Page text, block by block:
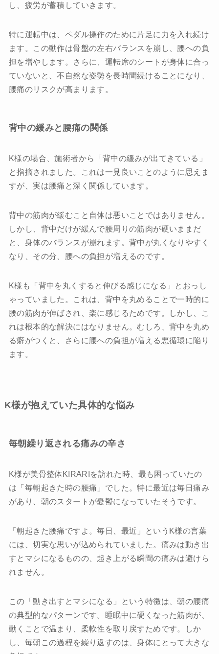
し、疲労が蓄積していきます。
特に運転中は、ペダル操作のために片足に力を入れ続け
ます。この動作は骨盤の左右バランスを崩し、腰への負
担を増やします。さらに、運転席のシートが身体に合っ
ていないと、不自然な姿勢を長時間続けることになり、
腰痛のリスクが高まります。
背中の緩みと腰痛の関係
K様の場合、施術者から「背中の緩みが出てきている」
と指摘されました。これは一見良いことのように思えま
すが、実は腰痛と深く関係しています。
背中の筋肉が緩むこと自体は悪いことではありません。
しかし、背中だけが緩んで腰周りの筋肉が硬いままだ
と、身体のバランスが崩れます。背中が丸くなりやすく
なり、その分、腰への負担が増えるのです。
K様も「背中を丸くすると伸びる感じになる」とおっし
ゃっていました。これは、背中を丸めることで一時的に
腰の筋肉が伸ばされ、楽に感じるためです。しかし、こ
れは根本的な解決にはなりません。むしろ、背中を丸め
る癖がつくと、さらに腰への負担が増える悪循環に陥り
ます。
K様が抱えていた具体的な悩み
毎朝繰り返される痛みの辛さ
K様が美骨整体KIRARIを訪れた時、最も困っていたの
は「毎朝起きた時の腰痛」でした。特に最近は毎日痛み
があり、朝のスタートが憂鬱になっていたそうです。
「朝起きた腰痛ですよ。毎日、最近」というK様の言葉
には、切実な思いが込められていました。痛みは動き出
すとマシになるものの、起き上がる瞬間の痛みは避けら
れません。
この「動き出すとマシになる」という特徴は、朝の腰痛
の典型的なパターンです。睡眠中に硬くなった筋肉が、
動くことで温まり、柔軟性を取り戻すためです。しか
し、毎朝この過程を繰り返すのは、身体にとって大きな